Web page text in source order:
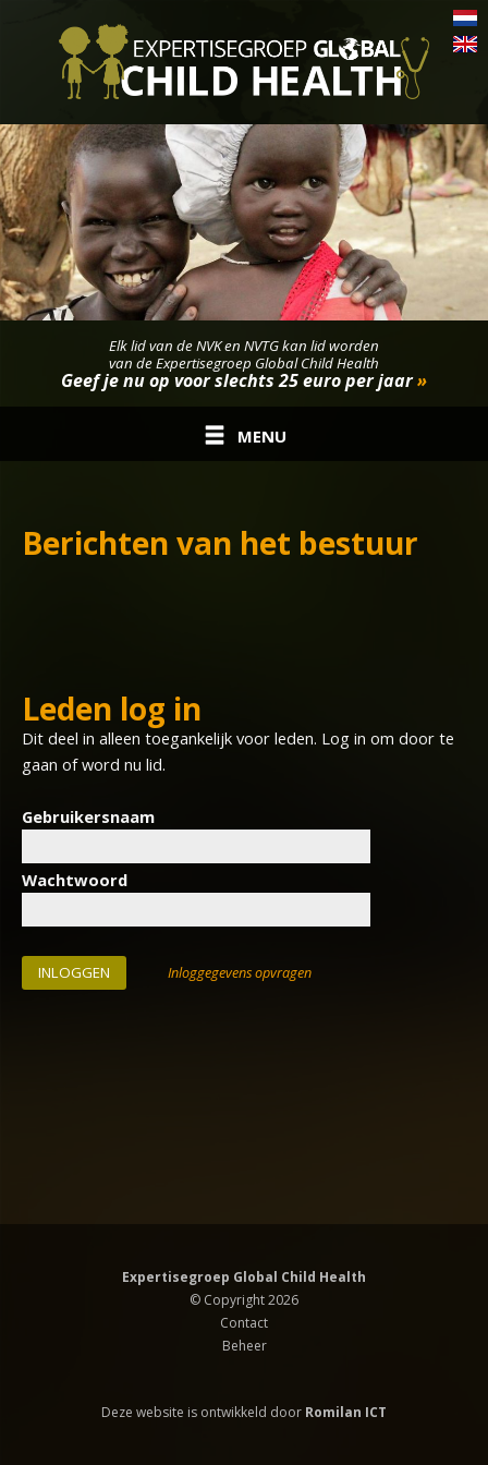
Elk lid van de NVK en NVTG kan lid worden
van de Expertisegroep Global Child Health
Geef je nu op voor slechts 25 euro per jaar»
MENU
Berichten van het bestuur
Leden log in
Dit deel in alleen toegankelijk voor leden. Log in om door te
gaan of word nu lid.
Gebruikersnaam
Wachtwoord
Inloggegevens opvragen
Expertisegroep Global Child Health
© Copyright 2026
Contact
Beheer
Deze website is ontwikkeld door Romilan ICT